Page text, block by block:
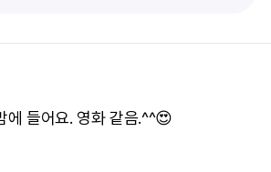
에 들어요. 영화 같음.^^😍